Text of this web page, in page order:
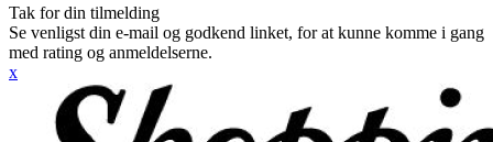
Tak for din tilmelding
Se venligst din e-mail og godkend linket, for at kunne komme i gang
med rating og anmeldelserne.
x